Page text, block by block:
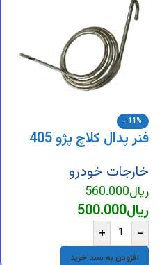
-11%
فنر پدال کلاچ پژو 405
خارجات خودرو
ریال560.000
ریال500.000
-
+
افزودن به سبد خرید